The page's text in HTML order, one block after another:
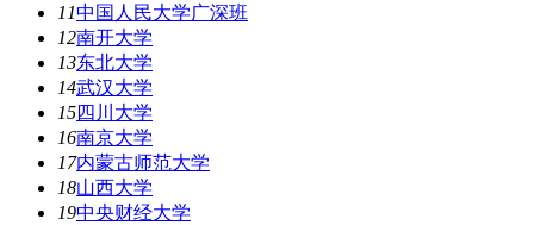
11中国人民大学广深班
12南开大学
13东北大学
14武汉大学
15四川大学
16南京大学
17内蒙古师范大学
18山西大学
19中央财经大学